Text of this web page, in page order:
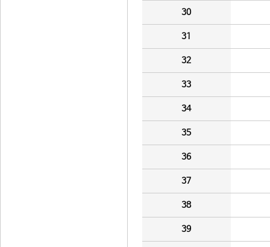
30
31
32
33
34
35
36
37
38
39